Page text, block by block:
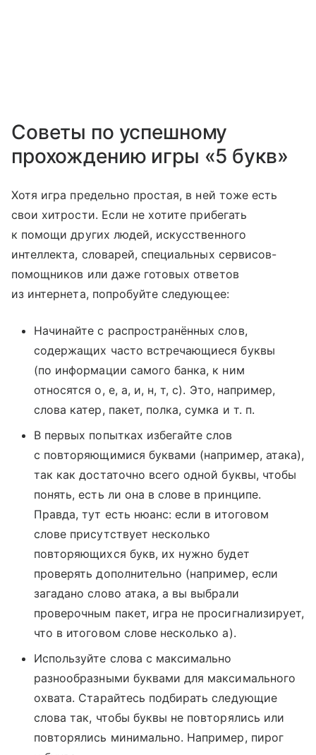
Советы по успешному
прохождению игры «5 букв»
Хотя игра предельно простая, в ней тоже есть
свои хитрости. Если не хотите прибегать
к помощи других людей, искусственного
интеллекта, словарей, специальных сервисов-
помощников или даже готовых ответов
из интернета, попробуйте следующее:
Начинайте с распространённых слов,
содержащих часто встречающиеся буквы
(по информации самого банка, к ним
относятся о, е, а, и, н, т, с). Это, например,
слова катер, пакет, полка, сумка и т. п.
В первых попытках избегайте слов
с повторяющимися буквами (например, атака),
так как достаточно всего одной буквы, чтобы
понять, есть ли она в слове в принципе.
Правда, тут есть нюанс: если в итоговом
слове присутствует несколько
повторяющихся букв, их нужно будет
проверять дополнительно (например, если
загадано слово атака, а вы выбрали
проверочным пакет, игра не просигнализирует,
что в итоговом слове несколько а).
Используйте слова с максимально
разнообразными буквами для максимального
охвата. Старайтесь подбирать следующие
слова так, чтобы буквы не повторялись или
повторялись минимально. Например, пирог